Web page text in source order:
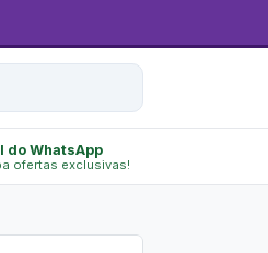
do WhatsApp
ofertas exclusivas!